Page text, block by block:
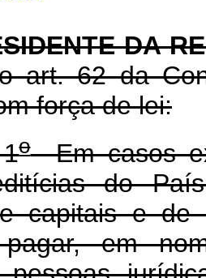
DA
art. 62 da
força de lei:
oEm casos
do
capitais e
em